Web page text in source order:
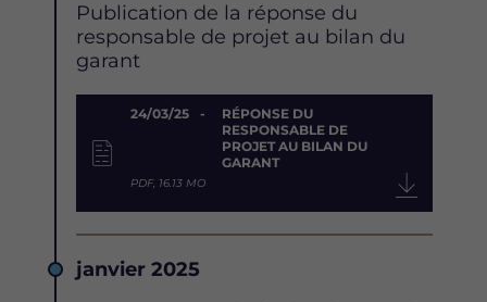
Description
Publication de la réponse du
responsable de projet au bilan du
garant
Document
24/03/25
RÉPONSE DU
RESPONSABLE DE
PROJET AU BILAN DU
GARANT
PDF, 16.13 MO
Date
janvier 2025